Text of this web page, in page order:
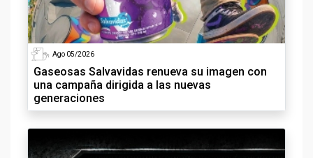
Ago 05/2026
Gaseosas Salvavidas renueva su imagen con
una campaña dirigida a las nuevas
generaciones